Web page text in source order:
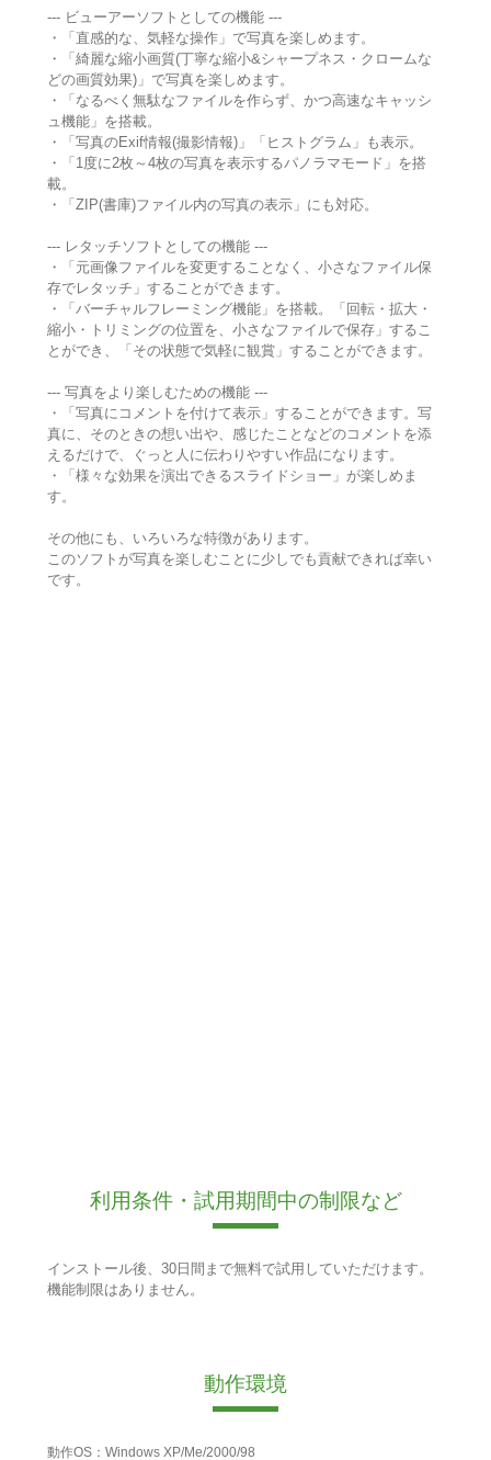
--- ビューアーソフトとしての機能 ---
・「直感的な、気軽な操作」で写真を楽しめます。
・「綺麗な縮小画質(丁寧な縮小&シャープネス・クロームな
どの画質効果)」で写真を楽しめます。
・「なるべく無駄なファイルを作らず、かつ高速なキャッシ
ュ機能」を搭載。
・「写真のExif情報(撮影情報)」「ヒストグラム」も表示。
・「1度に2枚～4枚の写真を表示するパノラマモード」を搭
載。
・「ZIP(書庫)ファイル内の写真の表示」にも対応。
--- レタッチソフトとしての機能 ---
・「元画像ファイルを変更することなく、小さなファイル保
存でレタッチ」することができます。
・「バーチャルフレーミング機能」を搭載。「回転・拡大・
縮小・トリミングの位置を、小さなファイルで保存」するこ
とができ、「その状態で気軽に観賞」することができます。
--- 写真をより楽しむための機能 ---
・「写真にコメントを付けて表示」することができます。写
真に、そのときの想い出や、感じたことなどのコメントを添
えるだけで、ぐっと人に伝わりやすい作品になります。
・「様々な効果を演出できるスライドショー」が楽しめま
す。
その他にも、いろいろな特徴があります。
このソフトが写真を楽しむことに少しでも貢献できれば幸い
です。
利用条件・試用期間中の制限など
インストール後、30日間まで無料で試用していただけます。
機能制限はありません。
動作環境
動作OS：Windows XP/Me/2000/98